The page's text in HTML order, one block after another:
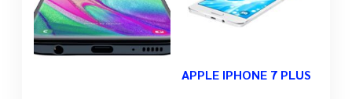
APPLE IPHONE 7 PLUS